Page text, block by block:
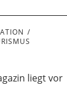
liegt vor